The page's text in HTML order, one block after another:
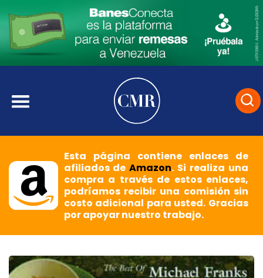
Esta página contiene enlaces de
afiliados deAmazon. Si realiza una
compra a través de estos enlaces,
podríamos recibir una comisión sin
costo adicional para usted. Gracias
por apoyar nuestro trabajo.